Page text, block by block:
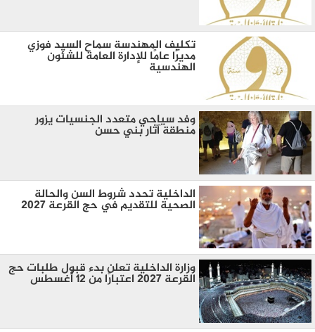
تكليف المهندسة سماح السيد فوزي
مديرًا عامًا للإدارة العامة للشئون
الهندسية
وفد سياحي متعدد الجنسيات يزور
منطقة آثار بني حسن
الداخلية تحدد شروط السن والحالة
الصحية للتقديم في حج القرعة 2027
وزارة الداخلية تعلن بدء قبول طلبات حج
القرعة 2027 اعتبارًا من 12 أغسطس